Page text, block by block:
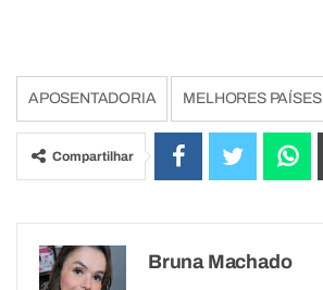
APOSENTADORIA MELHORES PAÍSES
Compartilhar
Bruna Machado